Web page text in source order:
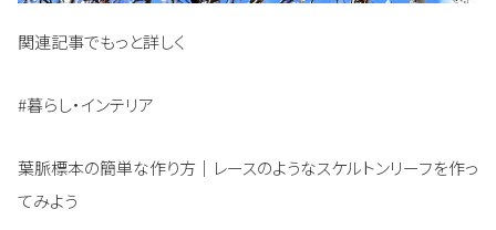
関連記事でもっと詳しく
#暮らし・インテリア
葉脈標本の簡単な作り方｜レースのようなスケルトンリーフを作っ
てみよう